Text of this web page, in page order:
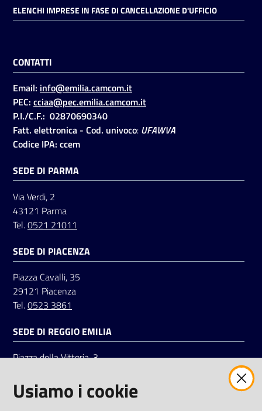
ELENCHI IMPRESE IN FASE DI CANCELLAZIONE D'UFFICIO
CONTATTI
Email: info@emilia.camcom.it
PEC: cciaa@pec.emilia.camcom.it
P.I./C.F.: 02870690340
Fatt. elettronica - Cod. univoco: UFAWVA
Codice IPA: ccem
SEDE DI PARMA
Via Verdi, 2
43121 Parma
Tel.0521 21011
SEDE DI PIACENZA
Piazza Cavalli, 35
29121 Piacenza
Tel.0523 3861
SEDE DI REGGIO EMILIA
Piazza della Vittoria, 3
Tel.0522 7961
Usiamo i cookie